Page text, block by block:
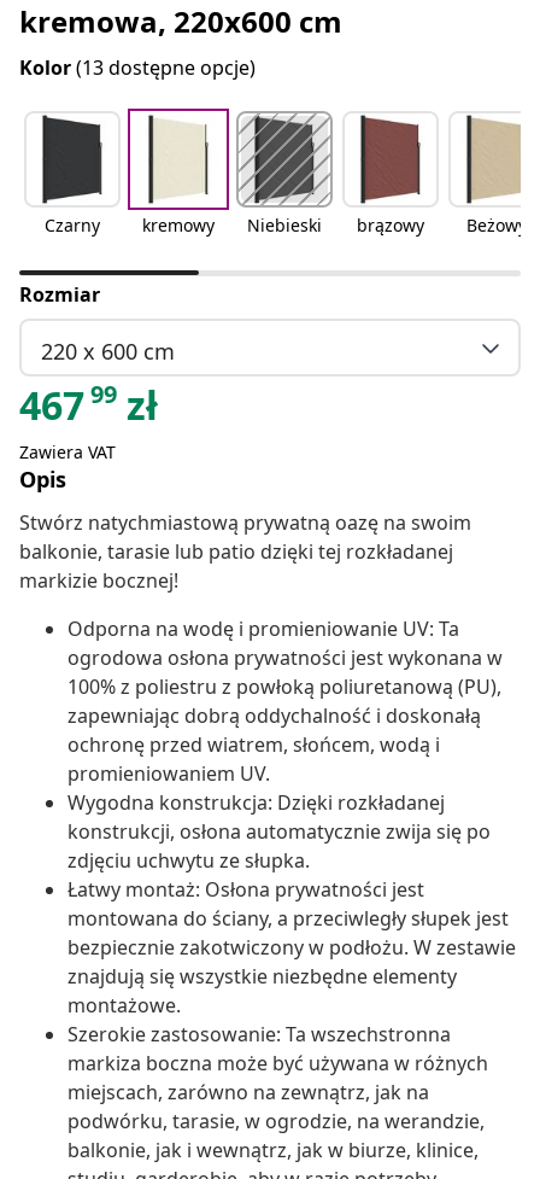
kremowa, 220x600 cm
Kolor(13 dostępne opcje)
Czarny kremowy Niebieski brązowy Beżowy
Rozmiar
220 x 600 cm
46799 zł
Zawiera VAT
Opis
Stwórz natychmiastową prywatną oazę na swoim
balkonie, tarasie lub patio dzięki tej rozkładanej
markizie bocznej!
Odporna na wodę i promieniowanie UV: Ta
ogrodowa osłona prywatności jest wykonana w
100% z poliestru z powłoką poliuretanową (PU),
zapewniając dobrą oddychalność i doskonałą
ochronę przed wiatrem, słońcem, wodą i
promieniowaniem UV.
Wygodna konstrukcja: Dzięki rozkładanej
konstrukcji, osłona automatycznie zwija się po
zdjęciu uchwytu ze słupka.
Łatwy montaż: Osłona prywatności jest
montowana do ściany, a przeciwległy słupek jest
bezpiecznie zakotwiczony w podłożu. W zestawie
znajdują się wszystkie niezbędne elementy
montażowe.
Szerokie zastosowanie: Ta wszechstronna
markiza boczna może być używana w różnych
miejscach, zarówno na zewnątrz, jak na
podwórku, tarasie, w ogrodzie, na werandzie,
balkonie, jak i wewnątrz, jak w biurze, klinice,